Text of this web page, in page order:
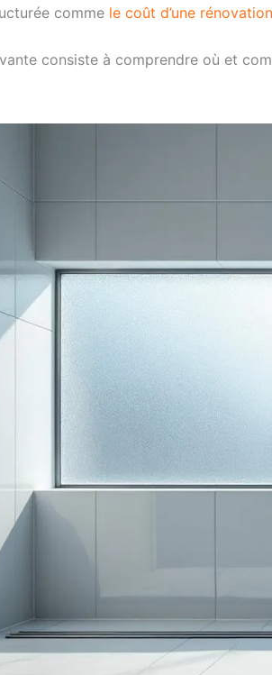
comme le coût d’une
consiste à comprendre où et